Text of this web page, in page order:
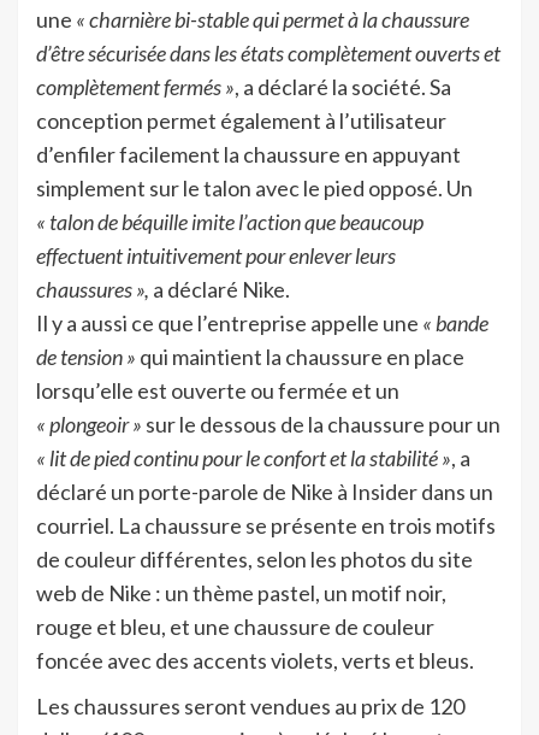
une « charnière bi-stable qui permet à la chaussure
d’être sécurisée dans les états complètement ouverts et
complètement fermés », a déclaré la société. Sa
conception permet également à l’utilisateur
d’enfiler facilement la chaussure en appuyant
simplement sur le talon avec le pied opposé. Un
« talon de béquille imite l’action que beaucoup
effectuent intuitivement pour enlever leurs
chaussures », a déclaré Nike.
Il y a aussi ce que l’entreprise appelle une « bande
de tension » qui maintient la chaussure en place
lorsqu’elle est ouverte ou fermée et un
« plongeoir » sur le dessous de la chaussure pour un
« lit de pied continu pour le confort et la stabilité », a
déclaré un porte-parole de Nike à Insider dans un
courriel. La chaussure se présente en trois motifs
de couleur différentes, selon les photos du site
web de Nike : un thème pastel, un motif noir,
rouge et bleu, et une chaussure de couleur
foncée avec des accents violets, verts et bleus.
Les chaussures seront vendues au prix de 120